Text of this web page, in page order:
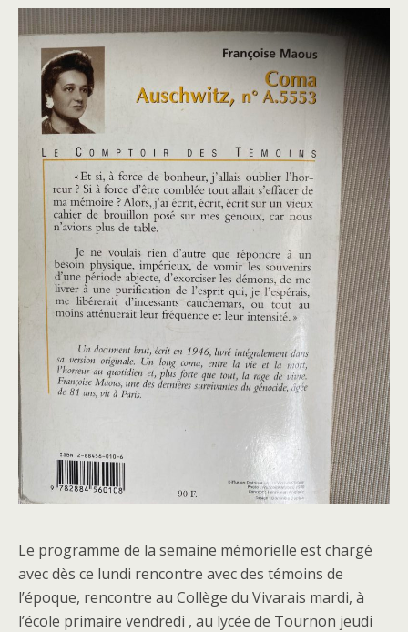
Le programme de la semaine mémorielle est chargé
avec dès ce lundi rencontre avec des témoins de
l’époque, rencontre au Collège du Vivarais mardi, à
l’école primaire vendredi , au lycée de Tournon jeudi